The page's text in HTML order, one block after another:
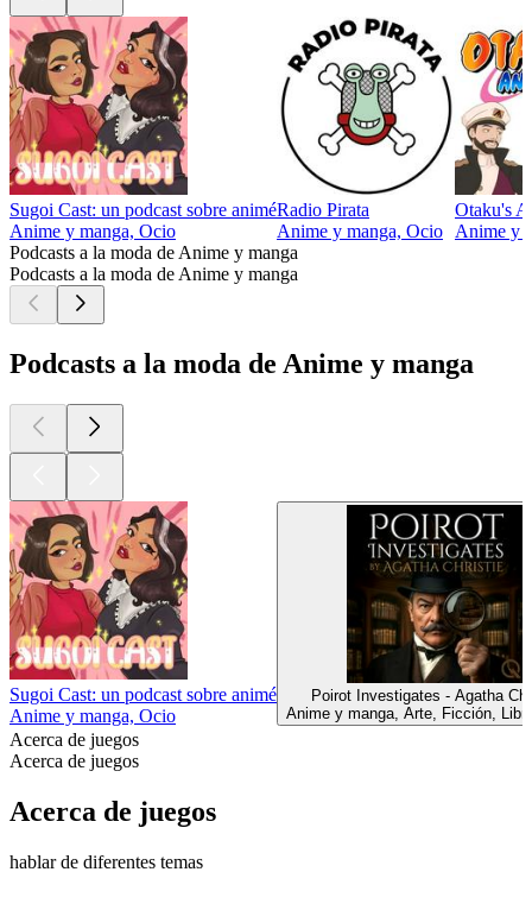
Sugoi Cast: un podcast sobre animé
Anime y manga, Ocio
Radio Pirata
Anime y manga, Ocio
Otaku's
Anime y
Podcasts a la moda de Anime y manga
Podcasts a la moda de Anime y manga
Podcasts a la moda de Anime y manga
Sugoi Cast: un podcast sobre animé
Anime y manga, Ocio
Poirot Investigates - Agatha
Anime y manga, Arte, Ficción,
Acerca de juegos
Acerca de juegos
Acerca de juegos
hablar de diferentes temas